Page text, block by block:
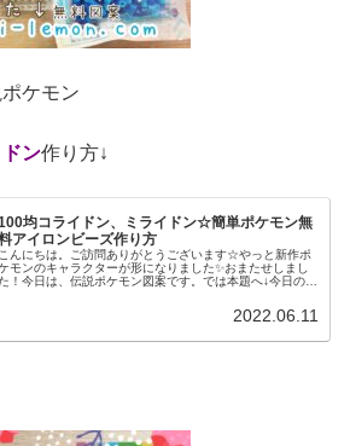
ケモン
ドン作り方↓
均コライドン、ミライドン☆簡単ポケモン無
アイロンビーズ作り方
こんにちは。ご訪問ありがとうございます☆やっと新作ポ
モンのキャラクターが形になりました✨おまたせしまし
！今日は、伝説ポケモン図案です。では本題へ↓今日の作
2022.06.11